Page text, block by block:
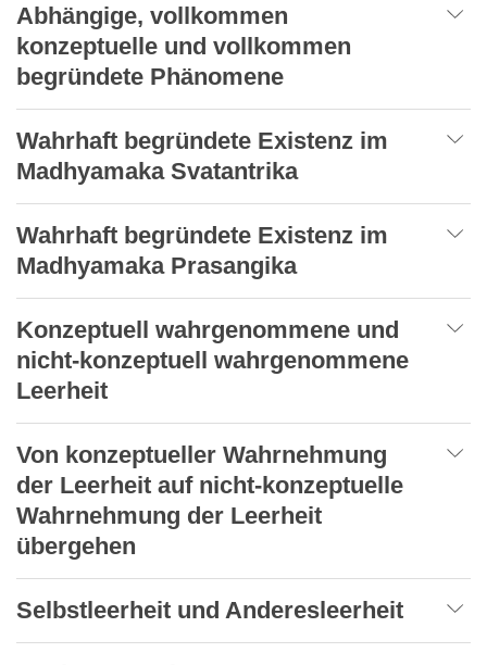
Abhängige, vollkommen
konzeptuelle und vollkommen
begründete Phänomene
Wahrhaft begründete Existenz im
Madhyamaka Svatantrika
Wahrhaft begründete Existenz im
Madhyamaka Prasangika
Konzeptuell wahrgenommene und
nicht-konzeptuell wahrgenommene
Leerheit
Von konzeptueller Wahrnehmung
der Leerheit auf nicht-konzeptuelle
Wahrnehmung der Leerheit
übergehen
Selbstleerheit und Anderesleerheit